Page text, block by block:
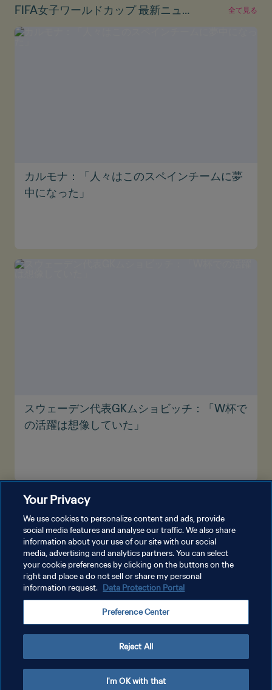
FIFA女子ワールドカップ 最新ニュー
ス
全て見る
カルモナ：「人々はこのスペインチームに夢
中になった」
スウェーデン代表GKムショビッチ：「W杯で
の活躍は想像していた」
プライバシーポリシー
クッキー設定の管理
Copyright © 1994 - 2026 FIFA. All rights reserved.
Your Privacy
We use cookies to personalize content and ads, provide
social media features and analyse our traffic. We also share
information about your use of our site with our social
media, advertising and analytics partners. You can select
your cookie preferences by clicking on the buttons on the
right and place a do not sell or share my personal
information request. Data Protection Portal
Preference Center
Reject All
I'm OK with that